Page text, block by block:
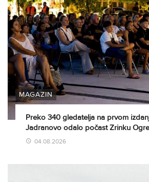
MAGAZIN
Preko 340 gledatelja na prvom
Jadranovo odalo počast Zrinku
04.08.2026